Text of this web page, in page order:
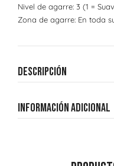
Nivel de agarre: 3 (1 =
Zona de agarre: En toda
Descripción
Información adicional